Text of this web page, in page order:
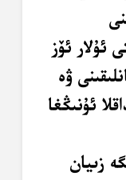
ئۇلار ئۆز
ۋە
ئۇنىڭغا
زىيان